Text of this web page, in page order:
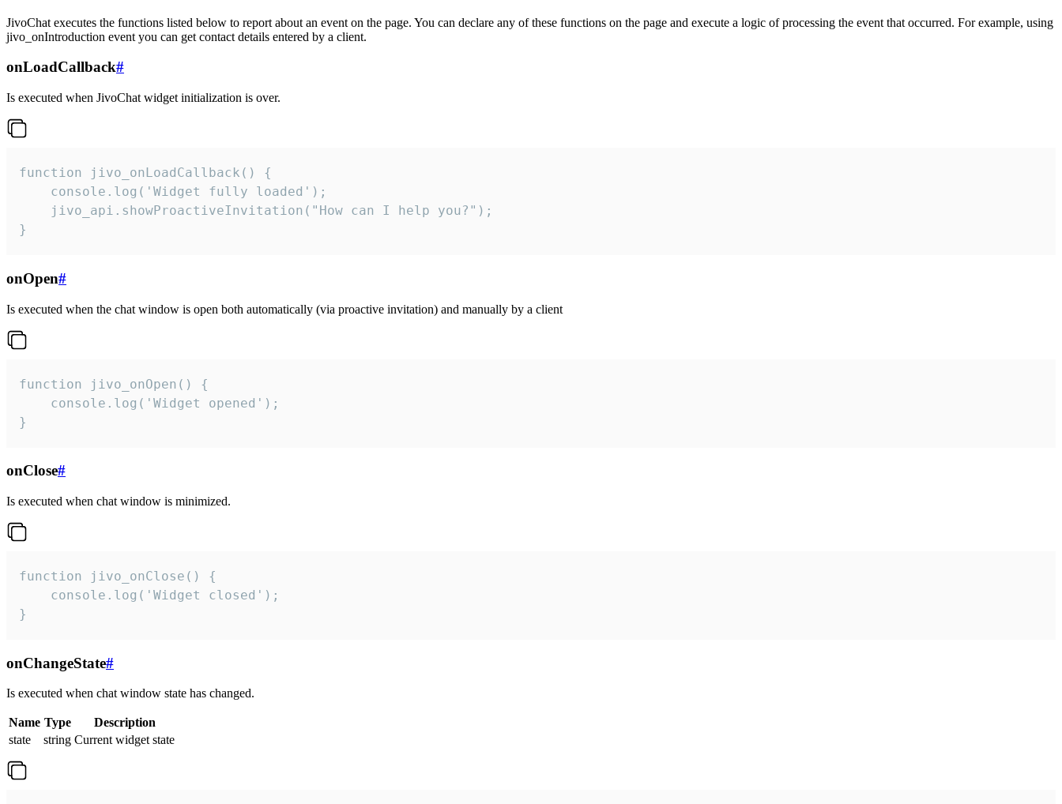
JivoChat executes the functions listed below to report about an event on the page. You can declare any of these functions on the page and execute a logic of processing the event that occurred. For example, using
jivo_onIntroduction event you can get contact details entered by a client.
onLoadCallback#
Is executed when JivoChat widget initialization is over.
function jivo_onLoadCallback() {
    console.log('Widget fully loaded');
    jivo_api.showProactiveInvitation("How can I help you?");
}
onOpen#
Is executed when the chat window is open both automatically (via proactive invitation) and manually by a client
function jivo_onOpen() {
    console.log('Widget opened');
}
onClose#
Is executed when chat window is minimized.
function jivo_onClose() {
    console.log('Widget closed');
}
onChangeState#
Is executed when chat window state has changed.
Name Type
Description
state
string Current widget state